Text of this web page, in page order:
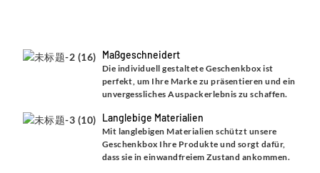
Maßgeschneidert
Die individuell gestaltete Geschenkbox ist
perfekt, um Ihre Marke zu präsentieren und ein
unvergessliches Auspackerlebnis zu schaffen.
Langlebige Materialien
Mit langlebigen Materialien schützt unsere
Geschenkbox Ihre Produkte und sorgt dafür,
dass sie in einwandfreiem Zustand ankommen.